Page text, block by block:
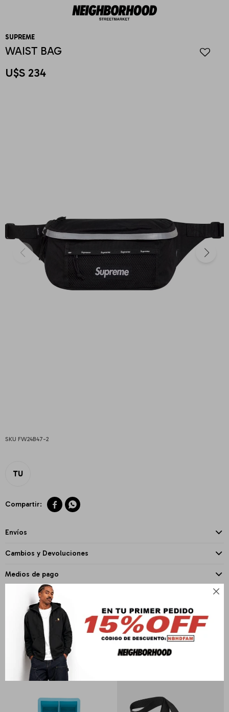

SUPREME
WAIST BAG
U$S 234
FW24B47-2
TU
 
Envíos
Cambios y Devoluciones
Medios de pago
PRODUCTOS QUE TE PUEDEN INTERESAR